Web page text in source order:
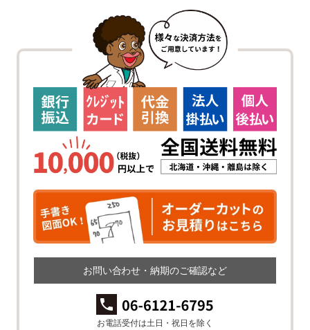
お問い合わせ・納期のご確認など
お電話受付は土日・祝日を除く